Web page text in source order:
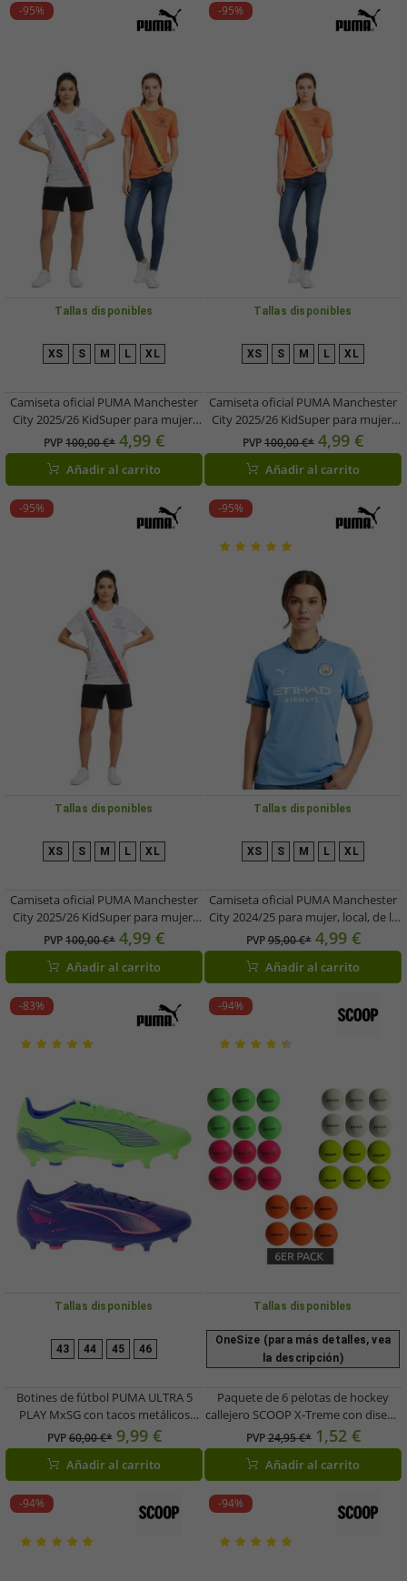
-95%
Tallas disponibles
XS S M L XL
Camiseta oficial PUMA Manchester
City 2025/26 KidSuper para mujer,
diseño sostenible de la Premier
League (701235028), disponible en
blanco o naranja.
PVP100,00 €* 4,99 €
Añadir al carrito
-95%
Tallas disponibles
XS S M L XL
Camiseta oficial PUMA Manchester
City 2025/26 KidSuper para mujer,
camiseta sostenible de la Premier
League (701235028 002, naranja)
PVP100,00 €* 4,99 €
Añadir al carrito
-95%
Tallas disponibles
XS S M L XL
Camiseta oficial PUMA Manchester
City 2025/26 KidSuper para mujer,
diseño sostenible de la Premier
League, 701235028 001, color blanco
PVP100,00 €* 4,99 €
Añadir al carrito
-95%
Tallas disponibles
XS S M L XL
Camiseta oficial PUMA Manchester
City 2024/25 para mujer, local, de la
Premier League, sostenible,
701230878 001, azul claro/blanco
PVP95,00 €* 4,99 €
Añadir al carrito
-83%
Tallas disponibles
43 44 45 46
Botines de fútbol PUMA ULTRA 5
PLAY MxSG con tacos metálicos
fijos. Zapatillas de entrenamiento,
deportivas, con cordones y
accesorios de fitness. 107904 Verde
neón/Azul o Morado/Rosa
PVP60,00 €* 9,99 €
Añadir al carrito
-94%
Tallas disponibles
OneSize (para más detalles, vea
la descripción)
Paquete de 6 pelotas de hockey
callejero SCOOP X-Treme con diseño
de hoyuelos - Material deportivo -
Blanco, verde, rosa, amarillo o
naranja
PVP24,95 €* 1,52 €
Añadir al carrito
-94% -94%